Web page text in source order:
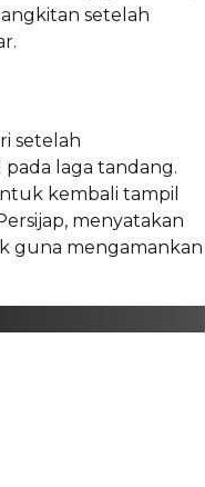
setelah
setelah
pada laga tandang.
kembali tampil
menyatakan
guna mengamankan